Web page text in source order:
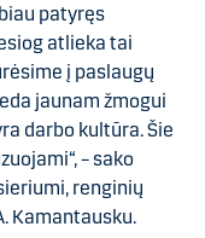
patyręs
atlieka tai
į paslaugų
jaunam žmogui
darbo kultūra. Šie
– sako
renginių
Kamantausku.